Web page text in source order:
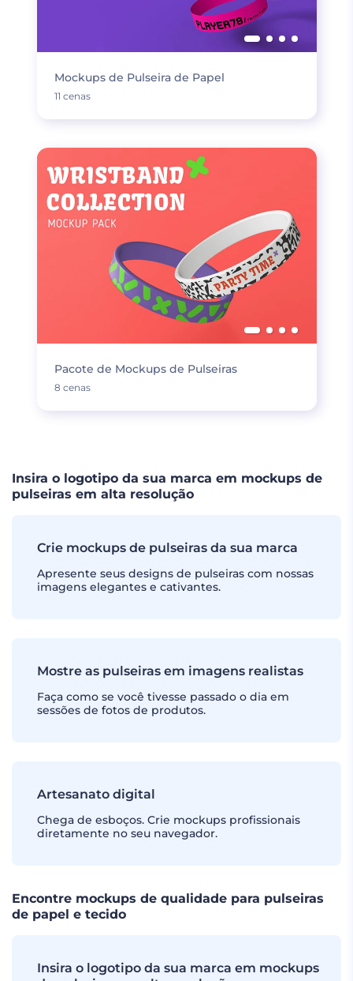
Mockups de Pulseira de Papel
11 cenas
Pacote de Mockups de Pulseiras
8 cenas
Insira o logotipo da sua marca em mockups de
pulseiras em alta resolução
Crie mockups de pulseiras da sua marca
Apresente seus designs de pulseiras com nossas
imagens elegantes e cativantes.
Mostre as pulseiras em imagens realistas
Faça como se você tivesse passado o dia em
sessões de fotos de produtos.
Artesanato digital
Chega de esboços. Crie mockups profissionais
diretamente no seu navegador.
Encontre mockups de qualidade para pulseiras
de papel e tecido
Insira o logotipo da sua marca em mockups